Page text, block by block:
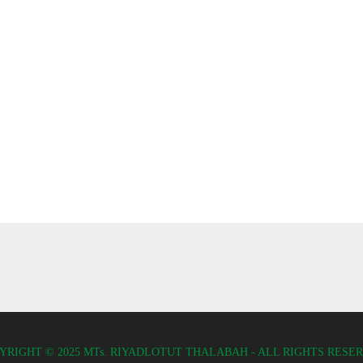
© 2025 MTs. RIYADLOTUT THALABAH - ALL RIGHTS